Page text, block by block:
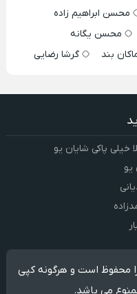
محسن ابراهیم زاده
محسن یگانه
بند گرشا رضایی
خیلی پاکی شایان یو
یو
محفوظ است و هرگونه کپی
می باشد.